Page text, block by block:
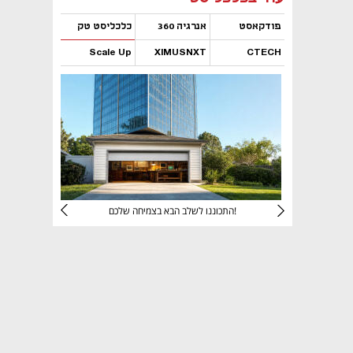
פודקאסט אנרגיה 360 כלכליסט טק
CTECH
XIMUSNXT
Scale Up
נפתח בכרטיסייה חדשה
התכוננו לשלב הבא בצמיחה שלכם!
נפתח בכרטיסייה חדשה